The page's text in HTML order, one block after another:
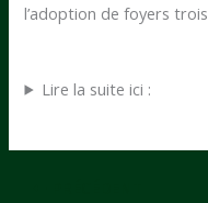
l’adoption de foyers
Lire la suite ici :